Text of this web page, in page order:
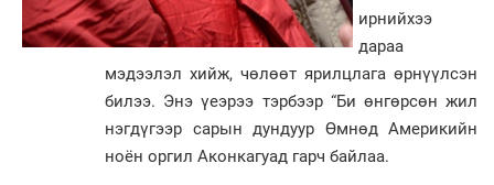
ирнийхээ
дараа
мэдээлэл хийж, чөлөөт ярилцлага өрнүүлсэн
билээ. Энэ үеэрээ тэрбээр “Би өнгөрсөн жил
нэгдүгээр сарын дундуур Өмнөд Америкийн
ноён оргил Аконкагуад гарч байлаа.